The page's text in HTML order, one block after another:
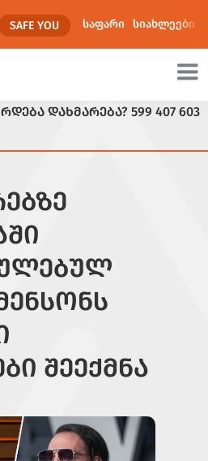
SAFE YOU საფარი სიახლეები
ᲓᲐᲮᲛᲐᲠᲔᲑᲐ? 599 407 603
ᲨᲔᲔᲥᲛᲜᲐ